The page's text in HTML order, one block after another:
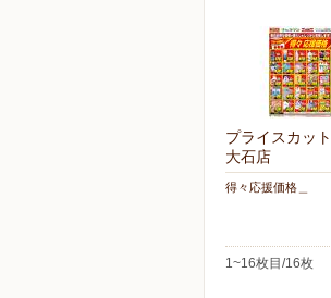
プライスカッ
大石店
得々応援価格＿
1~16枚目/16枚